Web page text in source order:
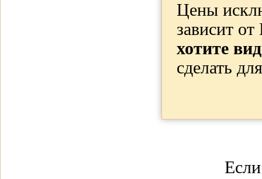
Цены
зависит
хотите
сделать